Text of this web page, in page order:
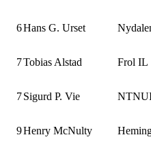
6Hans G. Urset
7Tobias Alstad Frol IL
7Sigurd P. Vie
9Henry McNulty